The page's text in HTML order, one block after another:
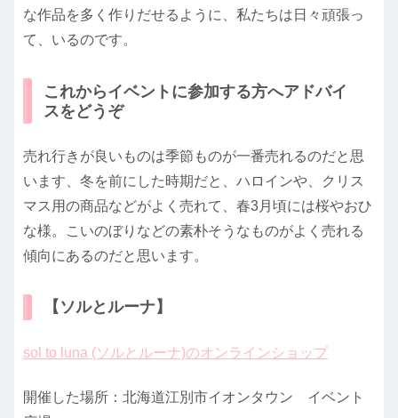
な作品を多く作りだせるように、私たちは日々頑張っ
て、いるのです。
これからイベントに参加する方へアドバイ
スをどうぞ
売れ行きが良いものは季節ものが一番売れるのだと思
います、冬を前にした時期だと、ハロインや、クリス
マス用の商品などがよく売れて、春3月頃には桜やおひ
な様。こいのぼりなどの素朴そうなものがよく売れる
傾向にあるのだと思います。
【ソルとルーナ】
sol to luna (ソルとルーナ)のオンラインショップ
開催した場所：北海道江別市イオンタウン イベント